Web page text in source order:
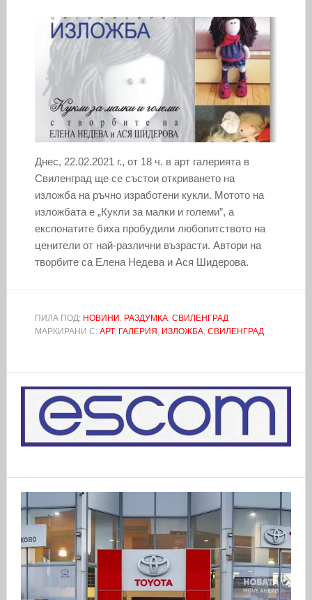
Днес, 22.02.2021 г., от 18 ч. в арт галерията в
Свиленград ще се състои откриването на
изложба на ръчно изработени кукли. Мотото на
изложбата е „Кукли за малки и големи”, а
експонатите биха пробудили любопитството на
ценители от най-различни възрасти. Автори на
творбите са Елена Недева и Ася Шидерова.
ПИЛА ПОД: НОВИНИ , РАЗДУМКА, СВИЛЕНГРАД
МАРКИРАНИ С: АРТ, ГАЛЕРИЯ , ИЗЛОЖБА, СВИЛЕНГРАД